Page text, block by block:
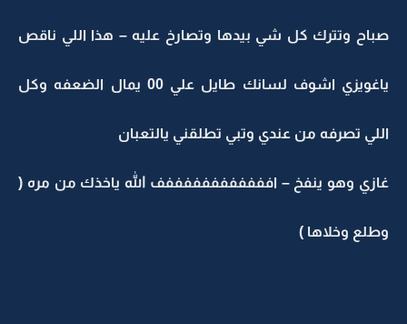
صباح وتترك كل شي بيدها وتصارخ عليه – هذا اللي ناقص
ياغويزي اشوف لسانك طايل علي 00 يمال الضعفه وكل
اللي تصرفه من عندي وتبي تطلقني يالتعبان
غازي وهو ينفخ – اففففففففففففف الله ياخذك من مره (
وطلع وخلاها )